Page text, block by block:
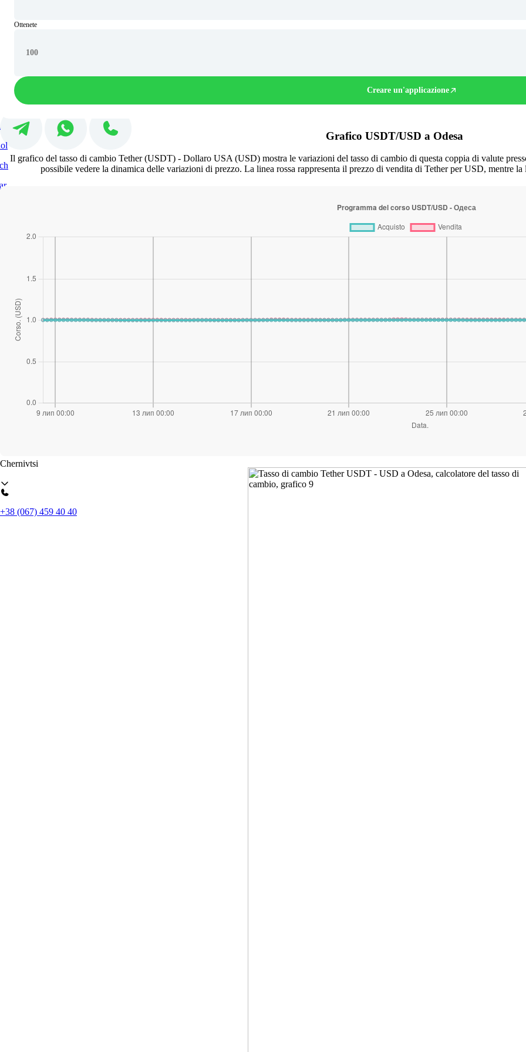
Italiano
Zaporizhzhya
Ivano-Frankivsk
Kamianske
Kiev
Kremenchuk
Poltava
Chernivtsi
+38 (067) 459 40 40
Ottenete
Creare un'applicazione
Grafico USDT/USD a Odesa
Il grafico del tasso di cambio Tether (USDT) - Dollaro USA (USD) mostra le variazioni del tasso di cambio di questa coppia di valute
possibile vedere la dinamica delle variazioni di prezzo. La linea rossa rappresenta il prezzo di vendita di Tether per USD, mentre